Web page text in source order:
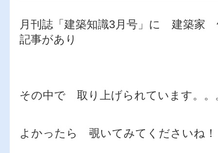
月刊誌「建築知識3月号」に 建築
記事があり
その中で 取り上げられています。
よかったら 覗いてみてくださいね！